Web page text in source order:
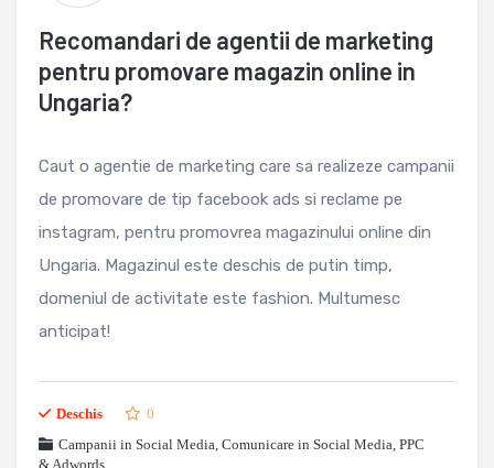
Recomandari de agentii de marketing
pentru promovare magazin online in
Ungaria?
Caut o agentie de marketing care sa realizeze campanii
de promovare de tip facebook ads si reclame pe
instagram, pentru promovrea magazinului online din
Ungaria. Magazinul este deschis de putin timp,
domeniul de activitate este fashion. Multumesc
anticipat!
Deschis
0
Campanii in Social Media, Comunicare in Social Media, PPC
& Adwords